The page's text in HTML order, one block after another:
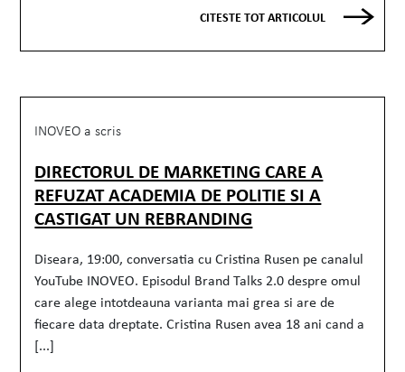
CITESTE TOT ARTICOLUL
INOVEO a scris
DIRECTORUL DE MARKETING CARE A
REFUZAT ACADEMIA DE POLITIE SI A
CASTIGAT UN REBRANDING
Diseara, 19:00, conversatia cu Cristina Rusen pe canalul
YouTube INOVEO. Episodul Brand Talks 2.0 despre omul
care alege intotdeauna varianta mai grea si are de
fiecare data dreptate. Cristina Rusen avea 18 ani cand a
[...]